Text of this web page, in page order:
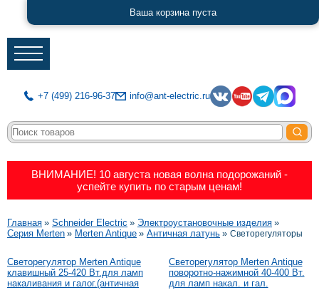
Ваша корзина пуста
+7 (499) 216-96-37 info@ant-electric.ru
Каталог
Чем гордимся
Возврат
Контакты
Отзывы
ВНИМАНИЕ! 10 августа новая волна подорожаний -
успейте купить по старым ценам!
Строка
навигации
Главная Schneider Electric
Электроустановочные изделия
Серия Merten
Merten Antique Античная латунь Светорегуляторы
Светорегулятор Merten Antique
клавишный 25-420 Вт.для ламп
накаливания и галог.(античная
Светорегулятор Merten Antique
поворотно-нажимной 40-400 Вт.
для ламп накал. и гал.